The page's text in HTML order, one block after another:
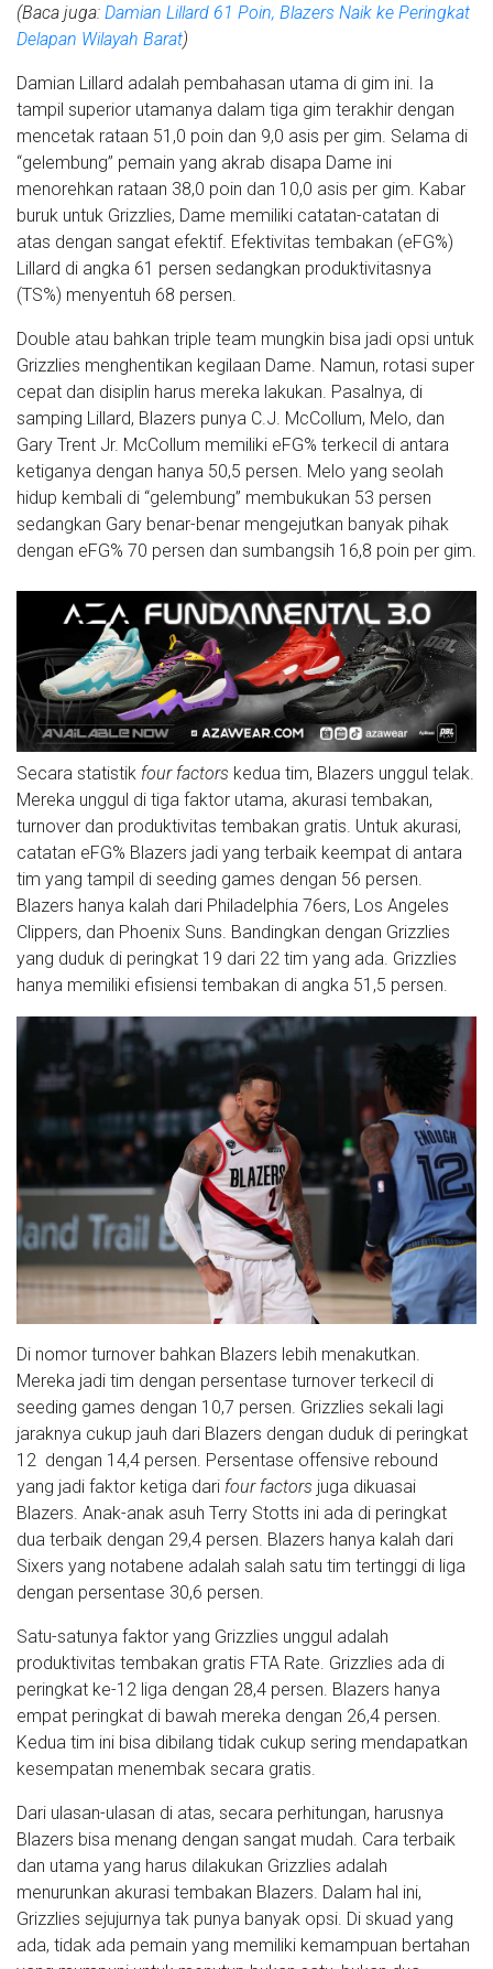
(Baca juga: Damian Lillard 61 Poin, Blazers Naik ke Peringkat
Delapan Wilayah Barat)
Damian Lillard adalah pembahasan utama di gim ini. Ia
tampil superior utamanya dalam tiga gim terakhir dengan
mencetak rataan 51,0 poin dan 9,0 asis per gim. Selama di
“gelembung” pemain yang akrab disapa Dame ini
menorehkan rataan 38,0 poin dan 10,0 asis per gim. Kabar
buruk untuk Grizzlies, Dame memiliki catatan-catatan di
atas dengan sangat efektif. Efektivitas tembakan (eFG%)
Lillard di angka 61 persen sedangkan produktivitasnya
(TS%) menyentuh 68 persen.
Double atau bahkan triple team mungkin bisa jadi opsi untuk
Grizzlies menghentikan kegilaan Dame. Namun, rotasi super
cepat dan disiplin harus mereka lakukan. Pasalnya, di
samping Lillard, Blazers punya C.J. McCollum, Melo, dan
Gary Trent Jr. McCollum memiliki eFG% terkecil di antara
ketiganya dengan hanya 50,5 persen. Melo yang seolah
hidup kembali di “gelembung” membukukan 53 persen
sedangkan Gary benar-benar mengejutkan banyak pihak
dengan eFG% 70 persen dan sumbangsih 16,8 poin per gim.
Secara statistik four factors kedua tim, Blazers unggul telak.
Mereka unggul di tiga faktor utama, akurasi tembakan,
turnover dan produktivitas tembakan gratis. Untuk akurasi,
catatan eFG% Blazers jadi yang terbaik keempat di antara
tim yang tampil di seeding games dengan 56 persen.
Blazers hanya kalah dari Philadelphia 76ers, Los Angeles
Clippers, dan Phoenix Suns. Bandingkan dengan Grizzlies
yang duduk di peringkat 19 dari 22 tim yang ada. Grizzlies
hanya memiliki efisiensi tembakan di angka 51,5 persen.
Di nomor turnover bahkan Blazers lebih menakutkan.
Mereka jadi tim dengan persentase turnover terkecil di
seeding games dengan 10,7 persen. Grizzlies sekali lagi
jaraknya cukup jauh dari Blazers dengan duduk di peringkat
12 dengan 14,4 persen. Persentase offensive rebound
yang jadi faktor ketiga dari four factors juga dikuasai
Blazers. Anak-anak asuh Terry Stotts ini ada di peringkat
dua terbaik dengan 29,4 persen. Blazers hanya kalah dari
Sixers yang notabene adalah salah satu tim tertinggi di liga
dengan persentase 30,6 persen.
Satu-satunya faktor yang Grizzlies unggul adalah
produktivitas tembakan gratis FTA Rate. Grizzlies ada di
peringkat ke-12 liga dengan 28,4 persen. Blazers hanya
empat peringkat di bawah mereka dengan 26,4 persen.
Kedua tim ini bisa dibilang tidak cukup sering mendapatkan
kesempatan menembak secara gratis.
Dari ulasan-ulasan di atas, secara perhitungan, harusnya
Blazers bisa menang dengan sangat mudah. Cara terbaik
dan utama yang harus dilakukan Grizzlies adalah
menurunkan akurasi tembakan Blazers. Dalam hal ini,
Grizzlies sejujurnya tak punya banyak opsi. Di skuad yang
ada, tidak ada pemain yang memiliki kemampuan bertahan